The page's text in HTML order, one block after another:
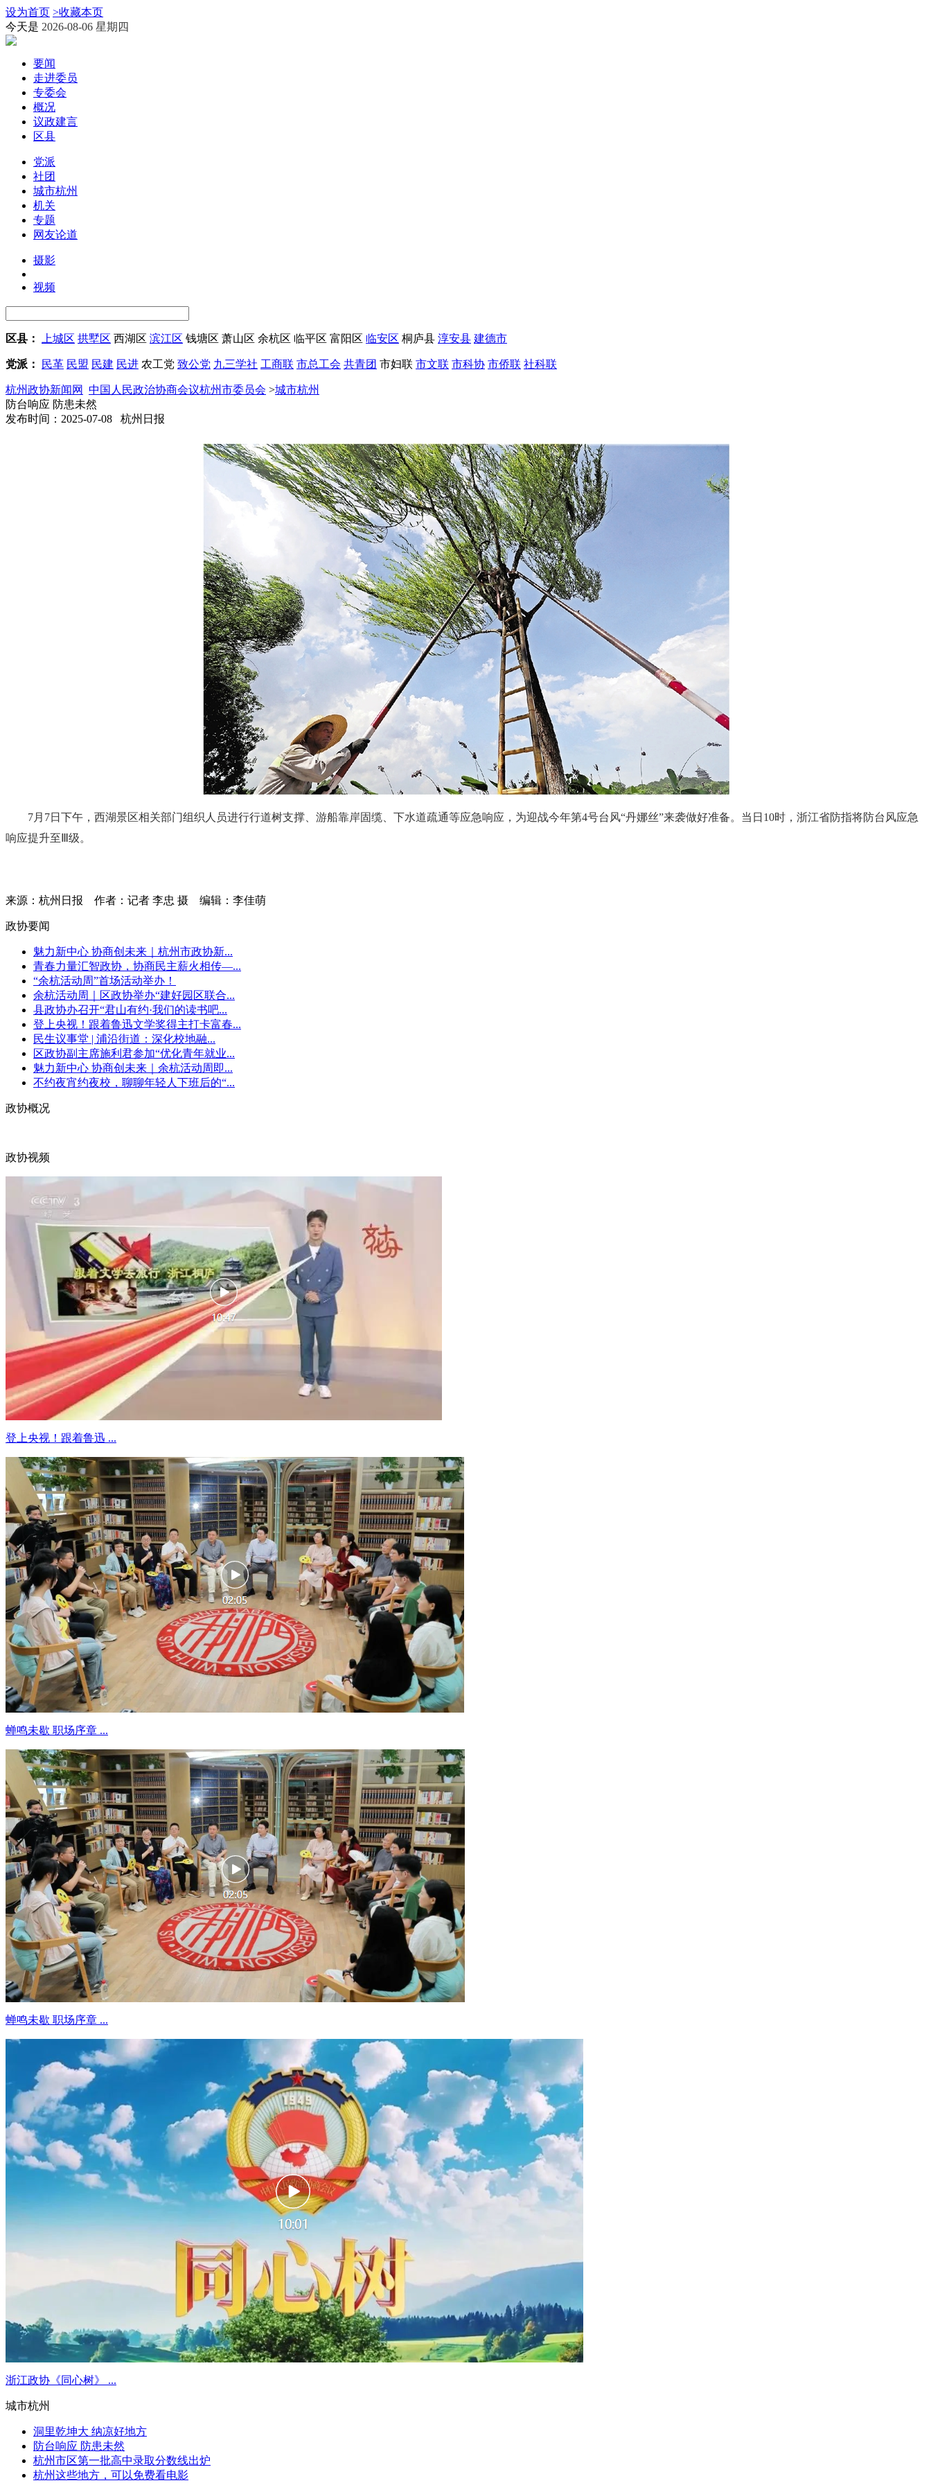
设为首页 >收藏本页
今天是 2026-08-06 星期四
要闻
走进委员
专委会
概况
议政建言
区县
党派
社团
城市杭州
机关
专题
网友论道
摄影
视频
区县： 上城区 拱墅区 西湖区 滨江区 钱塘区 萧山区 余杭区 临平区 富阳区 临安区 桐庐县 淳安县 建德市
党派： 民革 民盟 民建 民进 农工党 致公党 九三学社 工商联 市总工会 共青团 市妇联 市文联 市科协 市侨联 社科联
杭州政协新闻网 中国人民政治协商会议杭州市委员会 >城市杭州
防台响应 防患未然
发布时间：2025-07-08 杭州日报
7月7日下午，西湖景区相关部门组织人员进行行道树支撑、游船靠岸固缆、下水道疏通等应急响应，为迎战今年第4号台风“丹娜丝”来袭做好准备。当日10时，浙江省防指将防台风应急
响应提升至Ⅲ级。
来源：杭州日报 作者：记者 李忠 摄 编辑：李佳萌
政协要闻
魅力新中心 协商创未来｜杭州市政协新...
青春力量汇智政协，协商民主薪火相传—...
“余杭活动周”首场活动举办！
余杭活动周｜区政协举办“建好园区联合...
县政协办召开“君山有约·我们的读书吧...
登上央视！跟着鲁迅文学奖得主打卡富春...
民生议事堂 | 浦沿街道：深化校地融...
区政协副主席施利君参加“优化青年就业...
魅力新中心 协商创未来｜余杭活动周即...
不约夜宵约夜校，聊聊年轻人下班后的“...
政协概况
政协视频
登上央视！跟着鲁迅 ...
蝉鸣未歇 职场序章 ...
蝉鸣未歇 职场序章 ...
浙江政协《同心树》 ...
城市杭州
洞里乾坤大 纳凉好地方
防台响应 防患未然
杭州市区第一批高中录取分数线出炉
杭州这些地方，可以免费看电影